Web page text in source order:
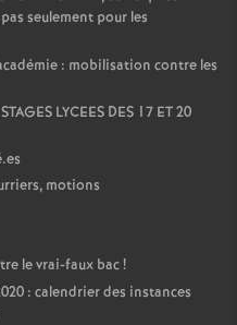
seulement pour les
: mobilisation contre les
LYCEES DES 17 ET 20
motions
le vrai-faux bac!
: calendrier des instances